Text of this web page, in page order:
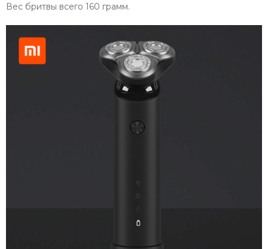
Вес бритвы всего 160 грамм.